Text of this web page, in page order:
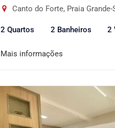
Canto do Forte, Praia Grande-
2 Quartos 2 Banheiros 2
Mais informações